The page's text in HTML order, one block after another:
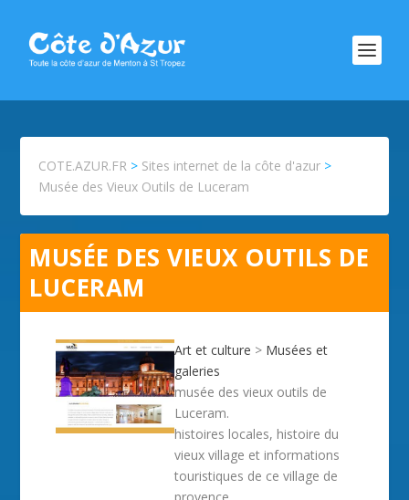
COTE.AZUR.FR > Sites internet de la côte d'azur >
Musée des Vieux Outils de Luceram
MUSÉE DES VIEUX OUTILS DE
LUCERAM
Art et culture > Musées et
galeries
musée des vieux outils de
Luceram.
histoires locales, histoire du
vieux village et informations
touristiques de ce village de